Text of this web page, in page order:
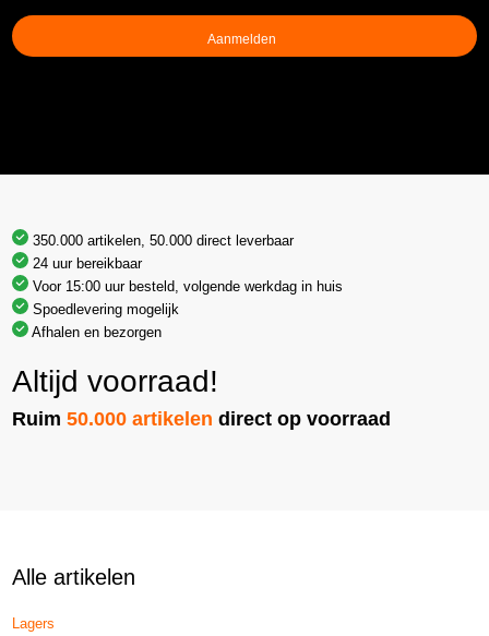
(Vereist)
350.000 artikelen, 50.000 direct leverbaar
24 uur bereikbaar
Voor 15:00 uur besteld, volgende werkdag in huis
Spoedlevering mogelijk
Afhalen en bezorgen
Altijd voorraad!
Ruim50.000 artikelen direct op voorraad
Alle artikelen
Lagers